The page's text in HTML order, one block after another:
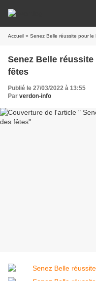
Accueil » Senez Belle réussite pour
Senez Belle
fêtes
Publié le 27/03/2022 à 13:55
Par verdon-info